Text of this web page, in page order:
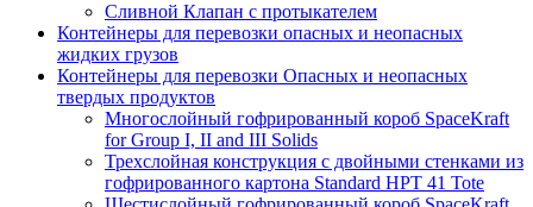
Сливной Клапан с протыкателем
Контейнеры для перевозки опасных и неопасных
жидких грузов
Контейнеры для перевозки Опасных и неопасных
твердых продуктов
Многослойный гофрированный короб SpaceKraft
for Group I, II and III Solids
Трехслойная конструкция с двойными стенками из
гофрированного картона Standard HPT 41 Tote